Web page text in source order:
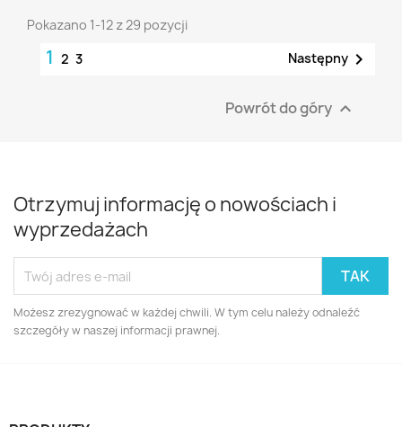
Pokazano 1-12 z 29 pozycji
1 2 3 Następny 
Powrót do góry 
Otrzymuj informację o nowościach i
wyprzedażach
Możesz zrezygnować w każdej chwili. W tym celu należy odnaleźć
szczegóły w naszej informacji prawnej.